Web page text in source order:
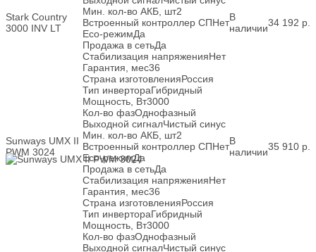
Stark Country
3000 INV LT
Мин. кол-во АКБ, шт2
Встроенный контроллер СПНет
Eco-режимДа
Продажа в сетьДа
Стабилизация напряженияНет
Гарантия, мес36
Страна изготовленияРоссия
В
наличии34 192 р.
Sunways UMX II
PWM 3024
Тип инвертораГибридный
Мощность, Вт3000
Кол-во фазОднофазный
Выходной сигналЧистый синус
Мин. кол-во АКБ, шт2
Встроенный контроллер СПНет
Eco-режимДа
Продажа в сетьДа
Стабилизация напряженияНет
Гарантия, мес36
Страна изготовленияРоссия
В
наличии35 910 р.
Тип инвертораГибридный
Мощность, Вт3000
Кол-во фазОднофазный
Выходной сигналЧистый синус